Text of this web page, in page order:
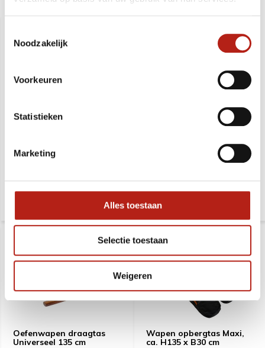
Noodzakelijk
Voorkeuren
Statistieken
Marketing
Alles toestaan
Selectie toestaan
Weigeren
Aanbevolen voor u
Tai Chi - Kung Fu zwaard
31,99
Oefenwapen draagtas
32,99
Oefenwapen draagtas
Universeel 135 cm
Wapen opbergtas Maxi,
ca. H135 x B30 cm